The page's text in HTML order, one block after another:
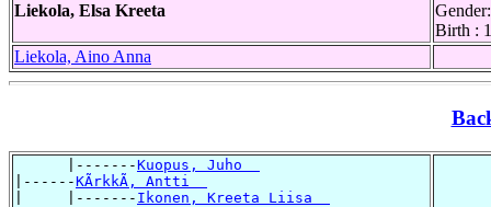
Liekola, Elsa Kreeta
Birth :
Liekola, Aino Anna
      |-------
Kuopus, Juho
|------KÃrkkÃ, Antti
|     |------- Ikonen, Kreeta Liisa